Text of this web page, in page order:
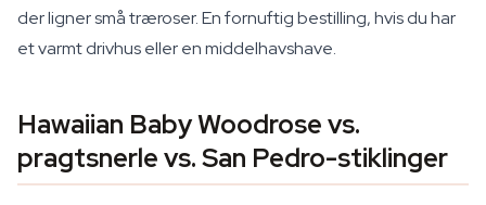
der ligner små træroser. En fornuftig bestilling, hvis du har
et varmt drivhus eller en middelhavshave.
Hawaiian Baby Woodrose vs.
pragtsnerle vs. San Pedro-stiklinger